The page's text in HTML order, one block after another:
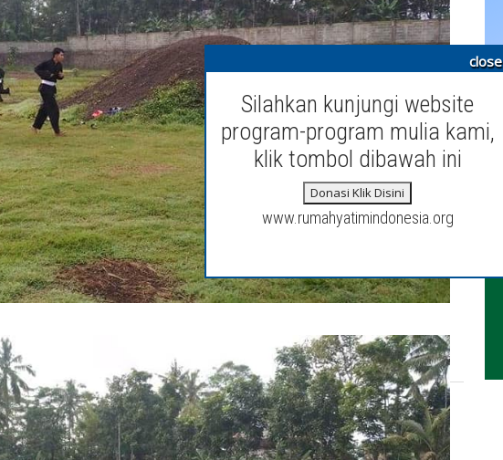
close
Silahkan kunjungi website
program-program mulia kami,
klik tombol dibawah ini
Donasi Klik Disini
www.rumahyatimindonesia.org